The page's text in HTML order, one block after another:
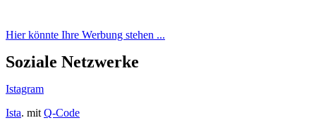
Hier könnte Ihre Werbung stehen ...
Soziale Netzwerke
Istagram
Ista. mit Q-Code